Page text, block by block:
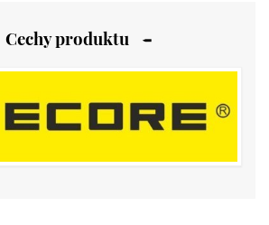
Cechy produktu